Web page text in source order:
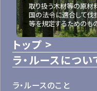
トップ
ラ・ルースについ
ラ・ルースのこと
取り扱う木材等の原材
国の法令に適合して伐
等を規定するためのもの